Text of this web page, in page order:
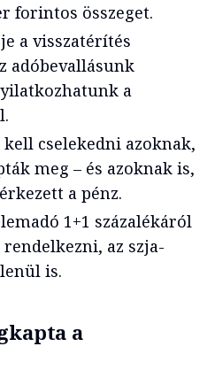
forintos összeget.
a visszatérítés
adóbevallásunk
a
cselekedni azoknak,
meg – és azoknak is,
a pénz.
1+1 százalékáról
az szja-
is.
a